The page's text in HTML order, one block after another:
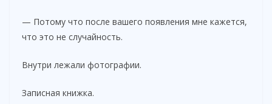
— Потому что после вашего появления мне кажется,
что это не случайность.
Внутри лежали фотографии.
Записная книжка.